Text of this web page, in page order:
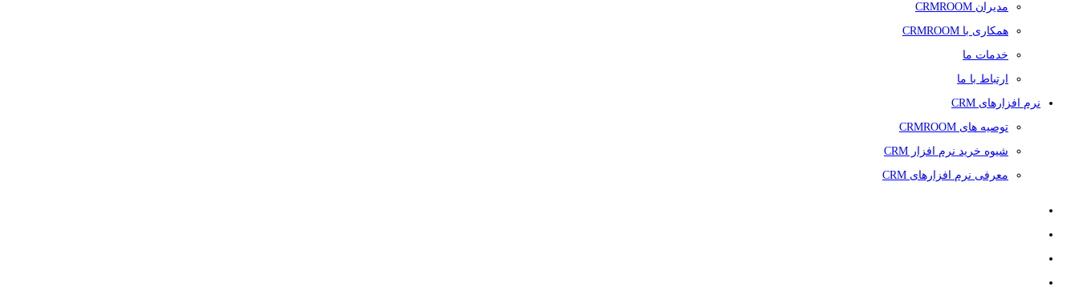
مدیران CRMROOM
همکاری با CRMROOM
خدمات ما
ارتباط با ما
نرم افزارهای CRM
توصیه های CRMROOM
شیوه خرید نرم افزار CRM
معرفی نرم افزارهای CRM